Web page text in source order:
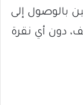
بالوصول إلى
دون أي نقرة